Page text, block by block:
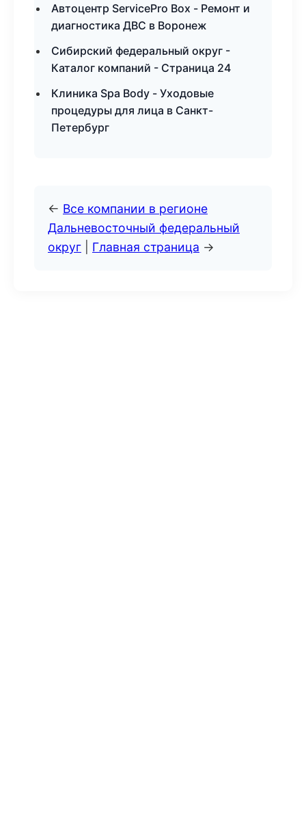
Автоцентр ServicePro Box - Ремонт и
диагностика ДВС в Воронеж
Сибирский федеральный округ -
Каталог компаний - Страница 24
Клиника Spa Body - Уходовые
процедуры для лица в Санкт-
Петербург
← Все компании в регионе
Дальневосточный федеральный
округ
Главная страница →